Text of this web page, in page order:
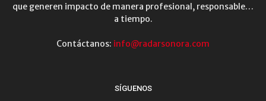
que generen impacto de manera profesional, responsable…
a tiempo.
Contáctanos: info@radarsonora.com
SÍGUENOS